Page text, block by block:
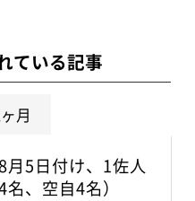
ている記事
月
5日付け、1佐人
、空自4名）